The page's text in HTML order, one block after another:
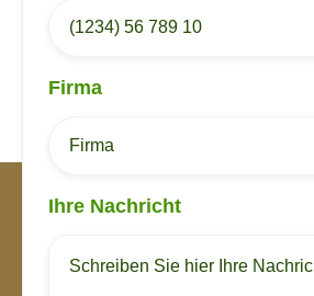
Firma
Ihre Nachricht